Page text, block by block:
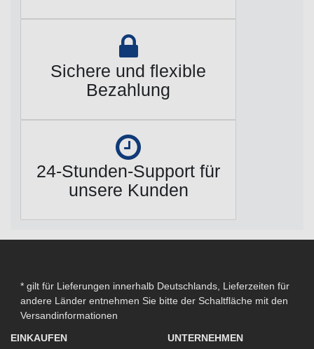
Sichere und flexible
Bezahlung
24-Stunden-Support für
unsere Kunden
* gilt für Lieferungen innerhalb Deutschlands, Lieferzeiten für
andere Länder entnehmen Sie bitte der Schaltfläche mit den
Versandinformationen
EINKAUFEN
UNTERNEHMEN